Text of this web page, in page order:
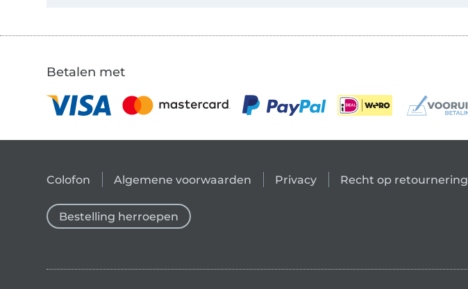
Betalen met
Colofon Algemene voorwaarden Privacy Recht op retournering
Bestelling herroepen